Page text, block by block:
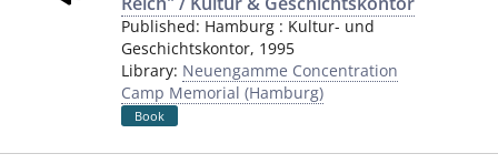
Published: Hamburg : Kultur- und
Geschichtskontor, 1995
Library: Neuengamme Concentration
Camp Memorial (Hamburg)
Book